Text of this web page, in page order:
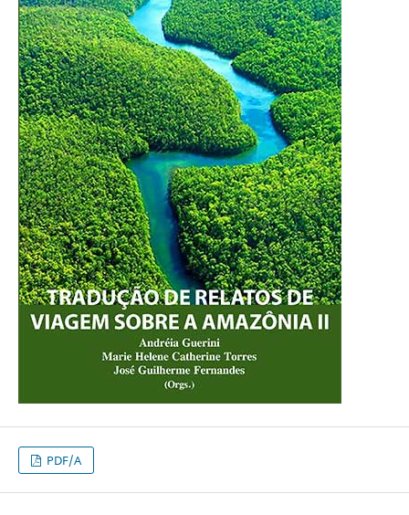
PDF/A